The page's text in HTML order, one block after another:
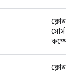
ক্লোজড
সোর্স
ক্লোজড